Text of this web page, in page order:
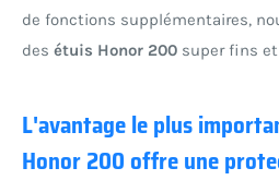
de fonctions supplémentaires,
des étuis Honor 200 super fins
L'avantage le plus
Honor 200 offre une